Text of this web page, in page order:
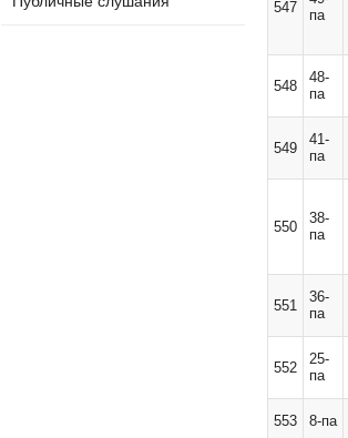
547
па
548
48-
па
549
41-
па
550
38-
па
551
36-
па
552
25-
па
553 8-па